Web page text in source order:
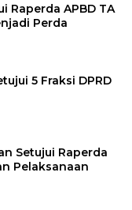
Raperda APBD TA
Perda
5 Fraksi DPRD
Setujui Raperda
Pelaksanaan